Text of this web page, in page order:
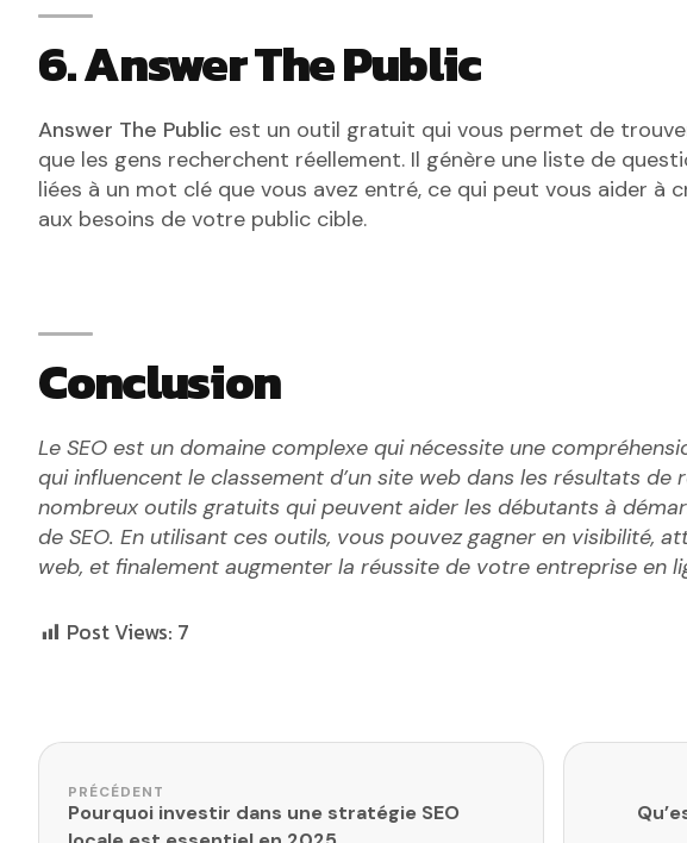
6. Answer The Public
Answer The Public est un outil gratuit qui vous permet de
que les gens recherchent réellement. Il génère une liste de
liées à un mot clé que vous avez entré, ce qui peut vous aider à
aux besoins de votre public cible.
Conclusion
Le SEO est un domaine complexe qui nécessite une
qui influencent le classement d’un site web dans les résultats de
nombreux outils gratuits qui peuvent aider les débutants à
de SEO. En utilisant ces outils, vous pouvez gagner en visibilité,
web, et finalement augmenter la réussite de votre entreprise en
Post Views: 7
Navigation de l’article
PRÉCÉDENT
Pourquoi investir dans une stratégie SEO